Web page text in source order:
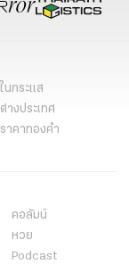
ในกระแส
ต่างประเทศ
ราคาทองคำ
คอลัมน์
หวย
Podcast